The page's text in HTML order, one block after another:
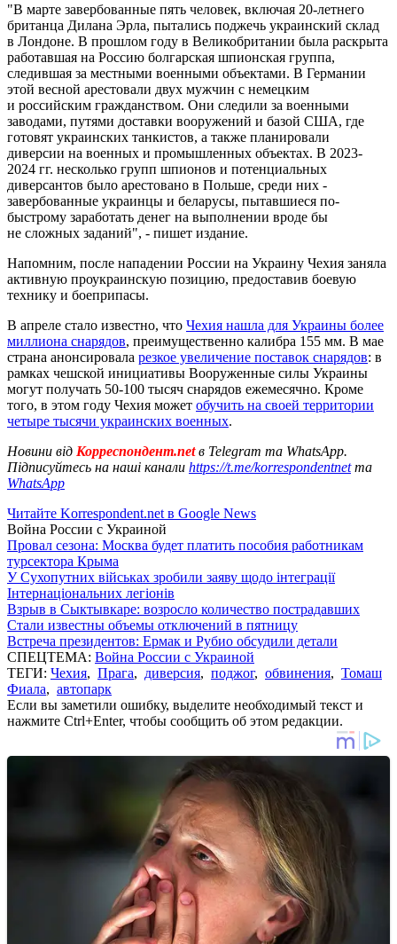
"В марте завербованные пять человек, включая 20-летнего
британца Дилана Эрла, пытались поджечь украинский склад
в Лондоне. В прошлом году в Великобритании была раскрыта
работавшая на Россию болгарская шпионская группа,
следившая за местными военными объектами. В Германии
этой весной арестовали двух мужчин с немецким
и российским гражданством. Они следили за военными
заводами, путями доставки вооружений и базой США, где
готовят украинских танкистов, а также планировали
диверсии на военных и промышленных объектах. В 2023-
2024 гг. несколько групп шпионов и потенциальных
диверсантов было арестовано в Польше, среди них -
завербованные украинцы и беларусы, пытавшиеся по-
быстрому заработать денег на выполнении вроде бы
не сложных заданий", - пишет издание.
Напомним, после нападении России на Украину Чехия заняла
активную проукраинскую позицию, предоставив боевую
технику и боеприпасы.
В апреле стало известно, что Чехия нашла для Украины более
миллиона снарядов, преимущественно калибра 155 мм. В мае
страна анонсировала резкое увеличение поставок снарядов: в
рамках чешской инициативы Вооруженные силы Украины
могут получать 50-100 тысяч снарядов ежемесячно. Кроме
того, в этом году Чехия может обучить на своей территории
четыре тысячи украинских военных.
Новини від Корреспондент.netв Telegram та WhatsApp.
Підписуйтесь на наші канали https://t.me/korrespondentnetта
WhatsApp
Читайте Korrespondent.net в Google News
Война России с Украиной
Провал сезона: Москва будет платить пособия работникам
турсектора Крыма
У Сухопутних військах зробили заяву щодо інтеграції
Інтернаціональних легіонів
Взрыв в Сыктывкаре: возросло количество пострадавших
Стали известны объемы отключений в пятницу
Встреча президентов: Ермак и Рубио обсудили детали
СПЕЦТЕМА: Война России с Украиной
ТЕГИ: Чехия, Прага, диверсия, поджог, обвинения, Томаш
Фиала, автопарк
Если вы заметили ошибку, выделите необходимый текст и
нажмите Ctrl+Enter, чтобы сообщить об этом редакции.